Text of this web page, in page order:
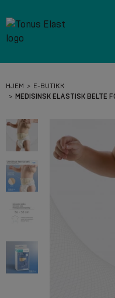
HJEM
E-BUTIKK
MEDISINSK ELASTISK BELTE